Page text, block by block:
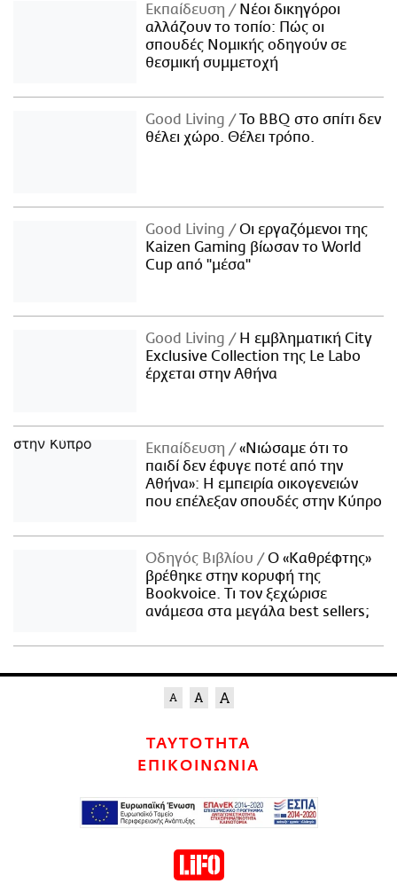
Εκπαίδευση
Νέοι δικηγόροι
αλλάζουν το τοπίο: Πώς οι
σπουδές Νομικής οδηγούν σε
θεσμική συμμετοχή
Good Living
Το BBQ στο σπίτι δεν
θέλει χώρο. Θέλει τρόπο.
Good Living
Οι εργαζόμενοι της
Kaizen Gaming βίωσαν το World
Cup από "μέσα"
Good Living
Η εμβληματική City
Exclusive Collection της Le Labo
έρχεται στην Αθήνα
Εκπαίδευση
«Νιώσαμε ότι το
παιδί δεν έφυγε ποτέ από την
Αθήνα»: Η εμπειρία οικογενειών
που επέλεξαν σπουδές στην Κύπρο
Οδηγός Βιβλίου
Ο «Καθρέφτης»
βρέθηκε στην κορυφή της
Bookvoice. Τι τον ξεχώρισε
ανάμεσα στα μεγάλα best sellers;
ΤΑΥΤΟΤΗΤΑ
ΕΠΙΚΟΙΝΩΝΙΑ